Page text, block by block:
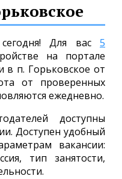
Для вас 5
на портале
п. Горьковское от
от проверенных
ежедневно.
доступны
Доступен удобный
вакансии:
тип занятости,